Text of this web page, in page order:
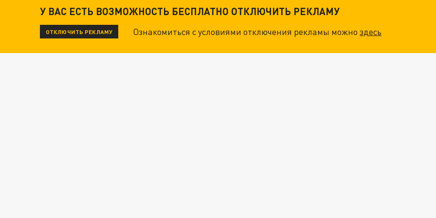
У ВАС ЕСТЬ ВОЗМОЖНОСТЬ БЕСПЛАТНО ОТКЛЮЧИТЬ РЕКЛАМУ
ОТКЛЮЧИТЬ РЕКЛАМУ Ознакомиться с условиями отключения рекламы можноздесь